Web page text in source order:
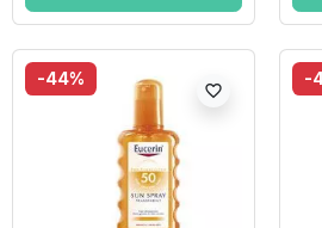
-44%
favorite_border
-